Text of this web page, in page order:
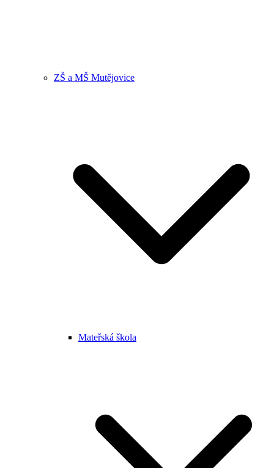
ZŠ a MŠ Mutějovice
Mateřská škola